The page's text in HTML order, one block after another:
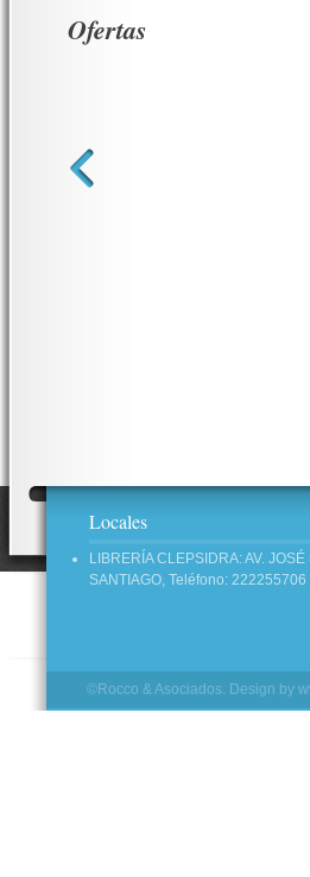
Ofertas
Locales
LIBRERÍA CLEPSIDRA: AV.
SANTIAGO, Teléfono: 222255706
©Rocco & Asociados. Design by